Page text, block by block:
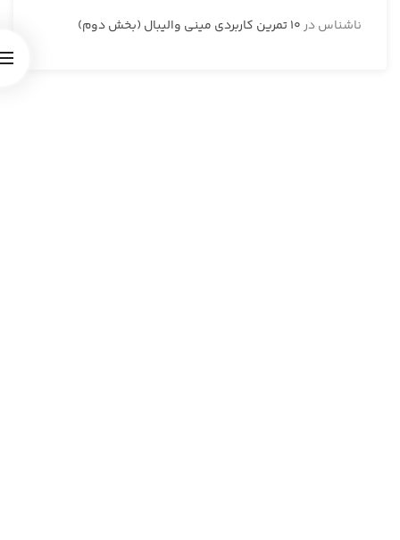
ناشناسدر10 تمرین کاربردی مینی والیبال (بخش دوم)